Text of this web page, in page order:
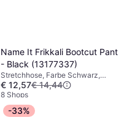
Name It Frikkali Bootcut Pant
- Black (13177337)
Stretchhose, Farbe Schwarz,
Material Polyester,
Elastan/Lycra/Spandex,
Baumwolle, Viskose, Jersey,
Einfarbig
€ 12,57€ 14,44
8 Shops
-33%